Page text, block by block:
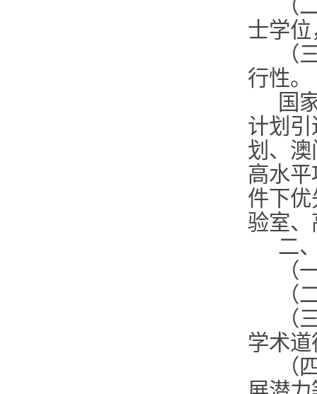
（
士学
（
行性。
国
计划
划、
高水
件下
验室
二
（
（
（
学术
（